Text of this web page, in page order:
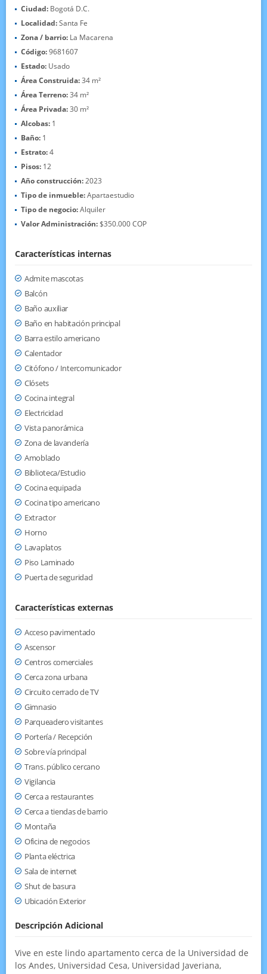
Ciudad: Bogotá D.C.
Localidad:Santa Fe
Zona / barrio: La Macarena
Código:9681607
Estado: Usado
Área Construida:34 m²
Área Terreno:34 m²
Área Privada:30 m²
Alcobas: 1
Baño: 1
Estrato:4
Pisos: 12
Año construcción:2023
Tipo de inmueble:Apartaestudio
Tipo de negocio:Alquiler
Valor Administración:$350.000 COP
Características internas
Admite mascotas
Balcón
Baño auxiliar
Baño en habitación principal
Barra estilo americano
Calentador
Citófono / Intercomunicador
Clósets
Cocina integral
Electricidad
Vista panorámica
Zona de lavandería
Amoblado
Biblioteca/Estudio
Cocina equipada
Cocina tipo americano
Extractor
Horno
Lavaplatos
Piso Laminado
Puerta de seguridad
Características externas
Acceso pavimentado
Ascensor
Centros comerciales
Cerca zona urbana
Circuito cerrado de TV
Gimnasio
Parqueadero visitantes
Portería / Recepción
Sobre vía principal
Trans. público cercano
Vigilancia
Cerca a restaurantes
Cerca a tiendas de barrio
Montaña
Oficina de negocios
Planta eléctrica
Sala de internet
Shut de basura
Ubicación Exterior
Descripción Adicional
Vive en este lindo apartamento cerca de la Universidad de
los Andes, Universidad Cesa, Universidad Javeriana,